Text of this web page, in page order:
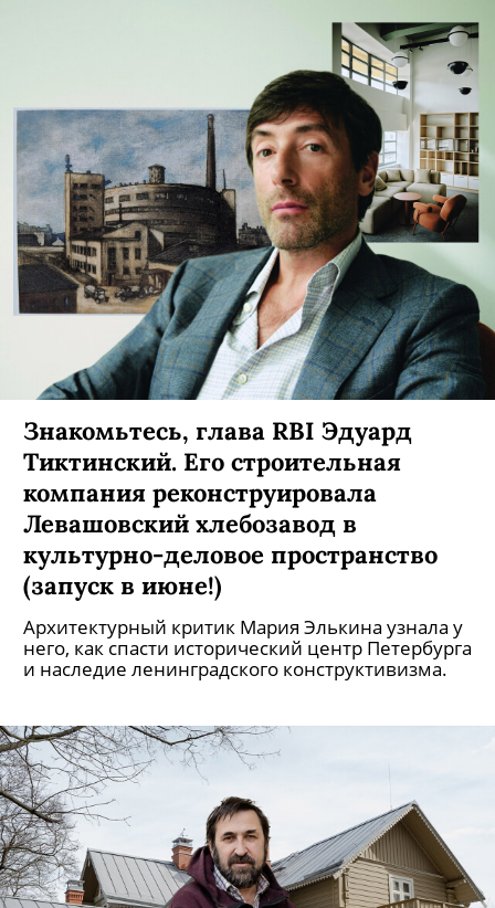
Знакомьтесь, глава RBI Эдуард
Тиктинский. Его строительная
компания реконструировала
Левашовский хлебозавод в
культурно-деловое пространство
(запуск в июне!)
Архитектурный критик Мария Элькина узнала у
него, как спасти исторический центр Петербурга
и наследие ленинградского конструктивизма.